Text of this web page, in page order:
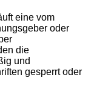
eine vom
oder
die
und
gesperrt oder